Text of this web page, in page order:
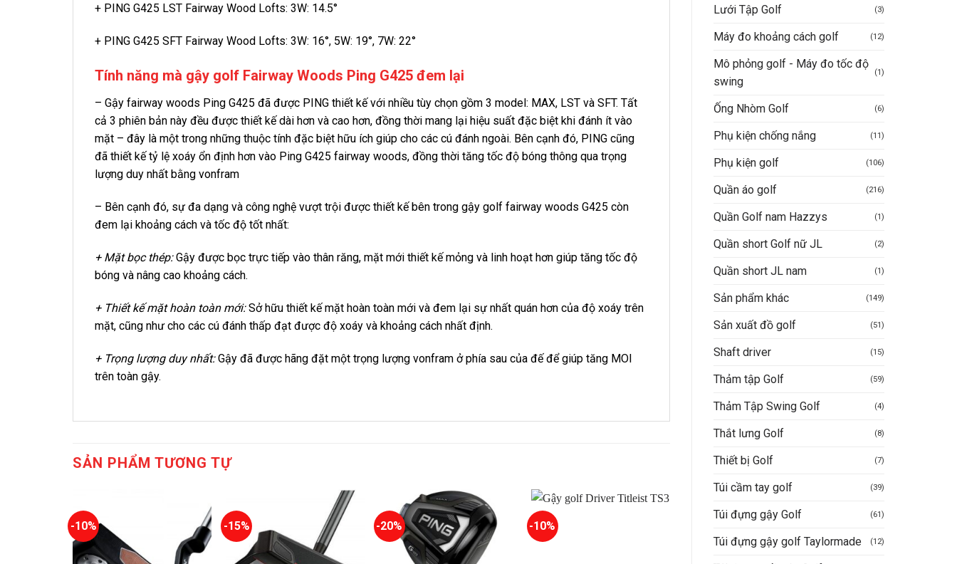
Lưới Tập Golf (3)
Máy đo khoảng cách golf (12)
Mô phỏng golf - Máy đo tốc độ
swing
(1)
Ống Nhòm Golf (6)
Phụ kiện chống nắng (11)
Phụ kiện golf (106)
Quần áo golf (216)
Quần Golf nam Hazzys (1)
Quần short Golf nữ JL (2)
Quần short JL nam (1)
Sản phẩm khác (149)
Sản xuất đồ golf (51)
Shaft driver (15)
Thảm tập Golf (59)
Thảm Tập Swing Golf (4)
Thắt lưng Golf (8)
Thiết bị Golf (7)
Túi cầm tay golf (39)
Túi đựng gậy Golf (61)
Túi đựng gậy golf Taylormade (12)
+ PING G425 LST Fairway Wood Lofts: 3W: 14.5°
+ PING G425 SFT Fairway Wood Lofts: 3W: 16°, 5W: 19°, 7W: 22°
Tính năng mà gậy golf Fairway Woods Ping G425 đem lại
– Gậy fairway woods Ping G425 đã được PING thiết kế với nhiều tùy chọn gồm 3 model: MAX, LST và SFT. Tất
cả 3 phiên bản này đều được thiết kế dài hơn và cao hơn, đồng thời mang lại hiệu suất đặc biệt khi đánh ít vào
mặt – đây là một trong những thuộc tính đặc biệt hữu ích giúp cho các cú đánh ngoài. Bên cạnh đó, PING cũng
đã thiết kế tỷ lệ xoáy ổn định hơn vào Ping G425 fairway woods, đồng thời tăng tốc độ bóng thông qua trọng
lượng duy nhất bằng vonfram
– Bên cạnh đó, sự đa dạng và công nghệ vượt trội được thiết kế bên trong gậy golf fairway woods G425 còn
đem lại khoảng cách và tốc độ tốt nhất:
+ Mặt bọc thép:Gậy được bọc trực tiếp vào thân răng, mặt mới thiết kế mỏng và linh hoạt hơn giúp tăng tốc độ
bóng và nâng cao khoảng cách.
+ Thiết kế mặt hoàn toàn mới:Sở hữu thiết kế mặt hoàn toàn mới và đem lại sự nhất quán hơn của độ xoáy trên
mặt, cũng như cho các cú đánh thấp đạt được độ xoáy và khoảng cách nhất định.
+ Trọng lượng duy nhất:Gậy đã được hãng đặt một trọng lượng vonfram ở phía sau của đế để giúp tăng MOI
trên toàn gậy.
SẢN PHẨM TƯƠNG TỰ
-10% -15% -20% -10%